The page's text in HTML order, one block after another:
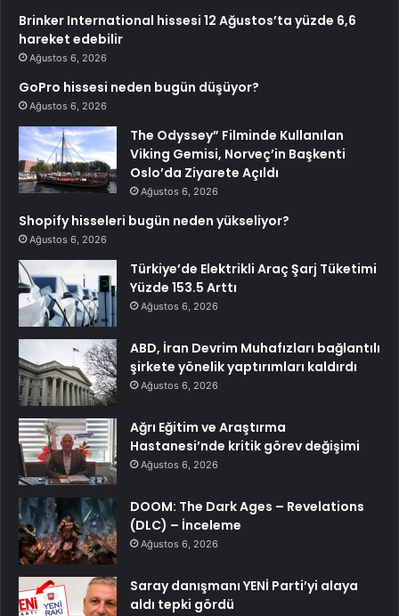
Brinker International hissesi 12 Ağustos’ta yüzde 6,6
hareket edebilir
Ağustos 6, 2026
GoPro hissesi neden bugün düşüyor?
Ağustos 6, 2026
The Odyssey” Filminde Kullanılan
Viking Gemisi, Norveç’in Başkenti
Oslo’da Ziyarete Açıldı
Ağustos 6, 2026
Shopify hisseleri bugün neden yükseliyor?
Ağustos 6, 2026
Türkiye’de Elektrikli Araç Şarj Tüketimi
Yüzde 153.5 Arttı
Ağustos 6, 2026
ABD, İran Devrim Muhafızları bağlantılı
şirkete yönelik yaptırımları kaldırdı
Ağustos 6, 2026
Ağrı Eğitim ve Araştırma
Hastanesi’nde kritik görev değişimi
Ağustos 6, 2026
DOOM: The Dark Ages – Revelations
(DLC) – İnceleme
Ağustos 6, 2026
Saray danışmanı YENİ Parti’yi alaya
aldı tepki gördü